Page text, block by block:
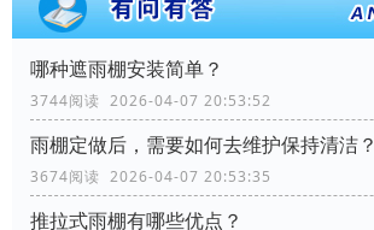
哪种遮雨棚安装简单？
3744阅读 2026-04-07 20:53:52
雨棚定做后，需要如何去维护保持清洁？
3674阅读 2026-04-07 20:53:35
推拉式雨棚有哪些优点？